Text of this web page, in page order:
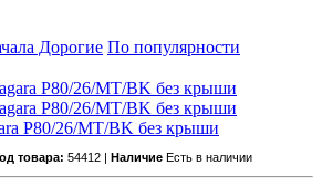
Дорогие По популярности
P80/26/MT/BK без крыши
товара: 54412 | Наличие Есть в наличии